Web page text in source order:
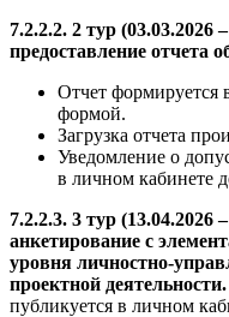
7.2.2.2. 2 тур (03.03.2026
предоставление отчета
Отчет формируется
формой.
Загрузка отчета
Уведомление о
в личном кабинете
7.2.2.3. 3 тур (13.04.2026
анкетирование с
уровня личностно-
проектной деятельности.
публикуется в личном